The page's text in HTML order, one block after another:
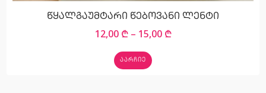
წყალგაუმტარი წებოვანი ლენტი
12,00 ₾ – 15,00 ₾
ᲐᲐᲠᲩᲘᲔ